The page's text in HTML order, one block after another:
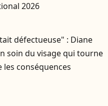
2026
défectueuse" : Diane
soin du visage qui tourne
les conséquences